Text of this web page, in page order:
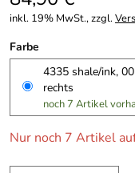
inkl. 19% MwSt., zzgl.
Farbe
4335 shale/ink, 00
rechts
noch 7 Artikel
Nur noch 7 Artikel